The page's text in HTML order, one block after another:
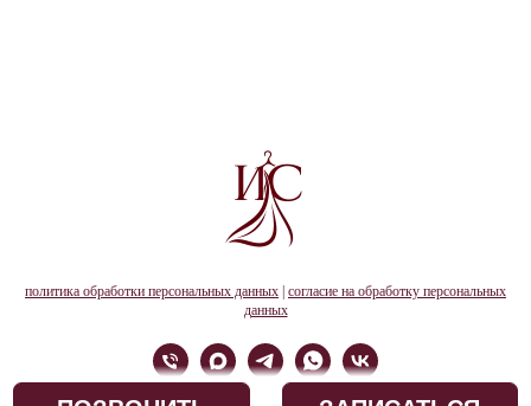
политика обработки персональных данных согласие на обработку персональных
данных